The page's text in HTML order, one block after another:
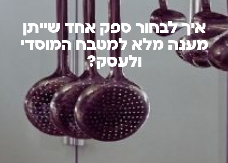
איך לבחור ספק אחד שייתן
מענה מלא למטבח המוסדי
ולעסק?